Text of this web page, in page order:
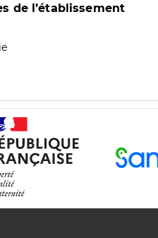
de l’établissement